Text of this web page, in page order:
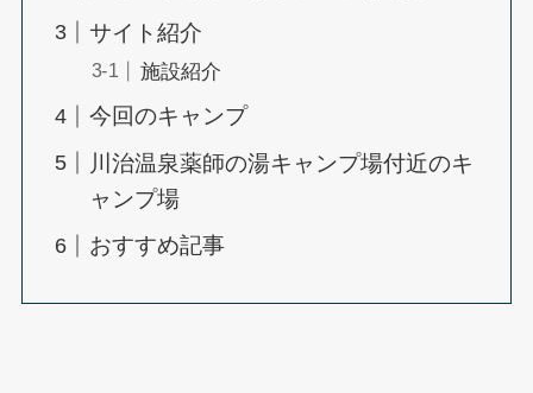
サイト紹介
施設紹介
今回のキャンプ
川治温泉薬師の湯キャンプ場付近のキ
ャンプ場
おすすめ記事